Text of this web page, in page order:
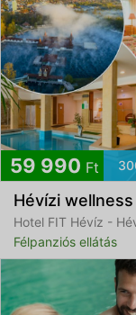
59 990 Ft
Hévízi
Hotel FIT Hévíz -
Félpanziós ellátás